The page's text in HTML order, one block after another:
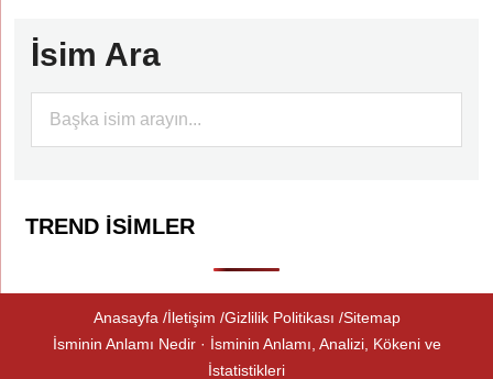
İsim Ara
TREND İSIMLER
Anasayfa İletişim Gizlilik Politikası Sitemap
İsminin Anlamı Nedir · İsminin Anlamı, Analizi, Kökeni ve
İstatistikleri